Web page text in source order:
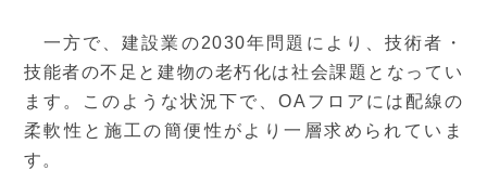
一方で、建設業の2030年問題により、技術者・
技能者の不足と建物の老朽化は社会課題となってい
ます。このような状況下で、OAフロアには配線の
柔軟性と施工の簡便性がより一層求められていま
す。